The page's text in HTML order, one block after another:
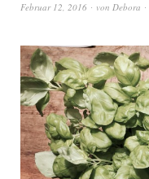
Februar 12, 2016 von Debora